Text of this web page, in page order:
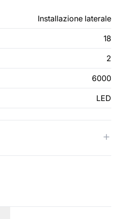
Installazione laterale
18
2
6000
LED